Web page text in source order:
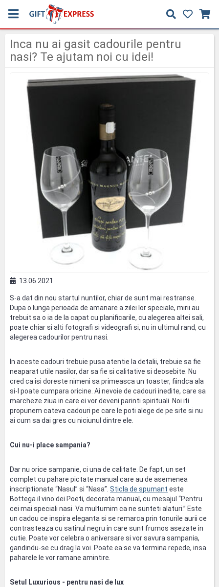
Inca nu ai gasit cadourile pentru
nasi? Te ajutam noi cu idei!
13.06.2021
S-a dat din nou startul nuntilor, chiar de sunt mai restranse.
Dupa o lunga perioada de amanare a zilei lor speciale, mirii au
trebuit sa o ia de la capat cu planificarile, cu alegerea altei sali,
poate chiar si alti fotografi si videografi si, nu in ultimul rand, cu
alegerea cadourilor pentru nasi.
In aceste cadouri trebuie pusa atentie la detalii, trebuie sa fie
neaparat utile nasilor, dar sa fie si calitative si deosebite. Nu
cred ca isi doreste nimeni sa primeasca un toaster, fiindca ala
si-l poate cumpara oricine. Ai nevoie de cadouri inedite, care sa
marcheze ziua in care ei vor deveni parinti spirituali. Noi iti
propunem cateva cadouri pe care le poti alege de pe site si nu
ai cum sa dai gres cu niciunul dintre ele.
Cui nu-i place sampania?
Dar nu orice sampanie, ci una de calitate. De fapt, un set
complet cu pahare pictate manual care au de asemenea
inscriptionate “Nasul” si “Nasa”. Sticla de spumant este
Bottega il vino dei Poeti, decorata manual, cu mesajul “Pentru
cei mai speciali nasi. Va multumim ca ne sunteti alaturi.” Este
un cadou ce inspira eleganta si se remarca prin tonurile aurii ce
contrasteaza cu satinul negru in care sunt frumos asezate in
cutie. Poate vor celebra o aniversare si vor savura sampania,
gandindu-se cu drag la voi. Poate ea se va termina repede, insa
paharele le vor ramane amintire.
Setul Luxurious - pentru nasi de lux